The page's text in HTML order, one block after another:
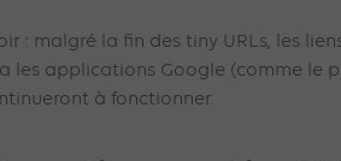
: malgré la fin des tiny URLs, les
les applications Google (comme le
à fonctionner.